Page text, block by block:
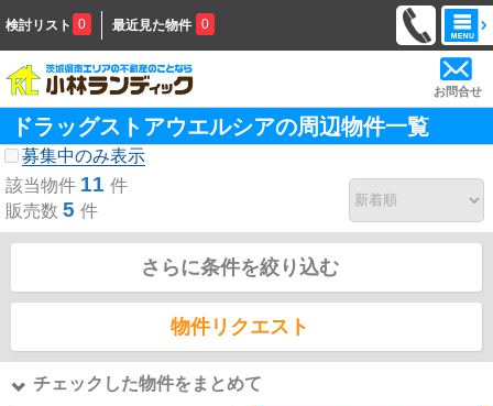
検討リスト 0 最近見た物件 0
お問合せ
ドラッグストアウエルシアの周辺物件一覧
募集中のみ表示
該当物件 11 件
販売数 5 件
さらに条件を絞り込む
物件リクエスト
チェックした物件をまとめて